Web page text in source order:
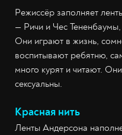
Режиссёр заполняет
— Ричи и Чес
Они играют в жизнь,
воспитывают ребятню,
много курят и читают.
сексуальны.
Красная нить
Ленты Андерсона